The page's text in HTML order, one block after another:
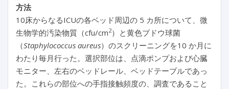
方法
10床からなるICUの各ベッド周辺の 5 カ所について、微
生物学的汚染物質（cfu/cm2）と黄色ブドウ球菌
（Staphylococcus aureus）のスクリーニングを10 か月に
わたり毎月行った。選択部位は、点滴ポンプおよび心臓
モニター、左右のベッドレール、ベッドテーブルであっ
た。これらの部位への手指接触頻度の、調査であること